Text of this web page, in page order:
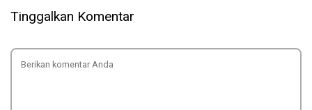
Tinggalkan Komentar